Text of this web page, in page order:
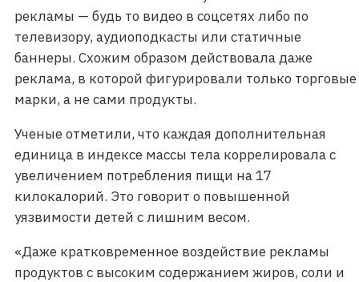
рекламы — будь то видео в соцсетях либо по
телевизору, аудиоподкасты или статичные
баннеры. Схожим образом действовала даже
реклама, в которой фигурировали только торговые
марки, а не сами продукты.
Ученые отметили, что каждая дополнительная
единица в индексе массы тела коррелировала с
увеличением потребления пищи на 17
килокалорий. Это говорит о повышенной
уязвимости детей с лишним весом.
«Даже кратковременное воздействие рекламы
продуктов с высоким содержанием жиров, соли и